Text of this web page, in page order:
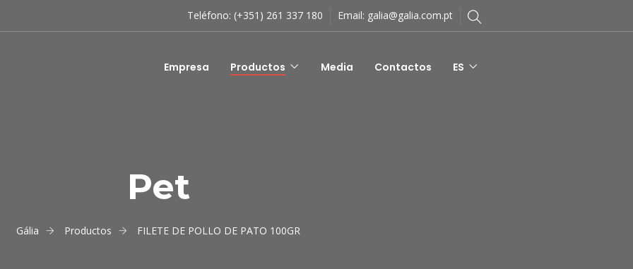
Teléfono: (+351) 261 337 180 Email: galia@galia.com.pt
Empresa Productos Media Contactos ES
Pet
Gália Productos FILETE DE POLLO DE PATO 100GR